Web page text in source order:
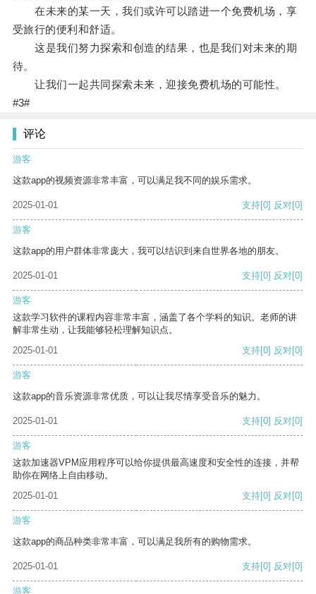
在未来的某一天，我们或许可以踏进一个免费机场，享
受旅行的便利和舒适。
这是我们努力探索和创造的结果，也是我们对未来的期
待。
让我们一起共同探索未来，迎接免费机场的可能性。
#3#
评论
游客
这款app的视频资源非常丰富，可以满足我不同的娱乐需求。
2025-01-01 支持[0] 反对[0]
游客
这款app的用户群体非常庞大，我可以结识到来自世界各地的朋友。
2025-01-01 支持[0] 反对[0]
游客
这款学习软件的课程内容非常丰富，涵盖了各个学科的知识。老师的讲
解非常生动，让我能够轻松理解知识点。
2025-01-01
支持[0] 反对[0]
游客
这款app的音乐资源非常优质，可以让我尽情享受音乐的魅力。
2025-01-01 支持[0] 反对[0]
游客
这款加速器VPM应用程序可以给你提供最高速度和安全性的连接，并帮
助你在网络上自由移动。
2025-01-01
支持[0] 反对[0]
游客
这款app的商品种类非常丰富，可以满足我所有的购物需求。
2025-01-01 支持[0] 反对[0]
游客